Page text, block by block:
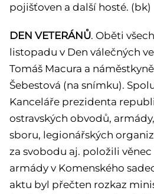
pojišťoven a další hosté. (bk)
DEN VETERÁNŮ. Oběti
listopadu v Den válečných
Tomáš Macura a
Šebestová (na snímku).
Kanceláře prezidenta
ostravských obvodů,
sboru, legionářských
za svobodu aj. položili
armády v Komenského
aktu byl přečten rozkaz